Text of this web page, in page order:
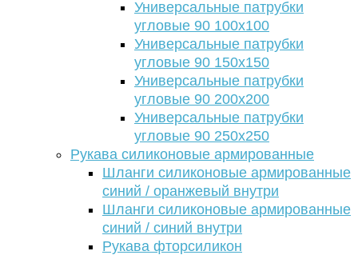
Универсальные патрубки
угловые 90 100х100
Универсальные патрубки
угловые 90 150х150
Универсальные патрубки
угловые 90 200х200
Универсальные патрубки
угловые 90 250х250
Рукава силиконовые армированные
Шланги силиконовые армированные
синий / оранжевый внутри
Шланги силиконовые армированные
синий / синий внутри
Рукава фторсиликон